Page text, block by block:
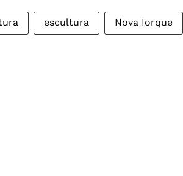
escultura Nova Iorque